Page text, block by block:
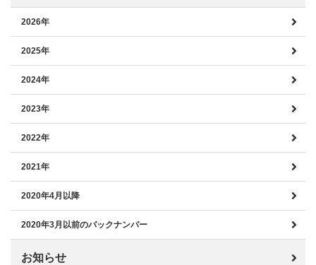
2026年
2025年
2024年
2023年
2022年
2021年
2020年4月以降
2020年3月以前のバックナンバー
お知らせ